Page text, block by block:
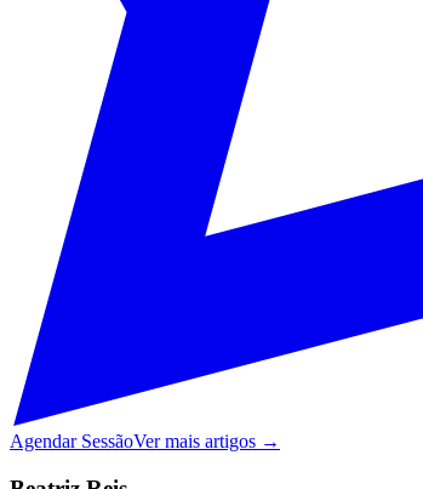
Agendar SessãoVer mais artigos →